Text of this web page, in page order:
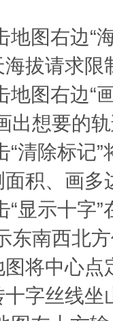
图右边“
拔请求
图右边“画
出想要的
清除标记
面积、画多
显示十字”
东南西北
将中心
字丝线坐